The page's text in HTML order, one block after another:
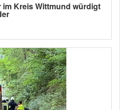
Kreis Wittmund würdigt